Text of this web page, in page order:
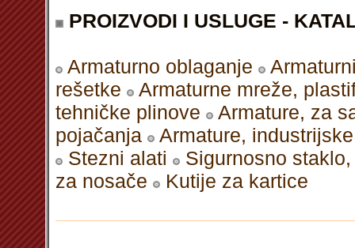
PROIZVODI I USLUGE -
Armaturno oblaganje
rešetke
Armaturne mreže,
tehničke plinove
Armature, za
pojačanja
Armature,
Stezni alati
Sigurnosno
za nosače
Kutije za kartice